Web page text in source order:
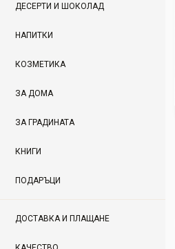
ДЕСЕРТИ И ШОКОЛАД
НАПИТКИ
КОЗМЕТИКА
ЗА ДОМА
ЗА ГРАДИНАТА
КНИГИ
ПОДАРЪЦИ
ДОСТАВКА И ПЛАЩАНЕ